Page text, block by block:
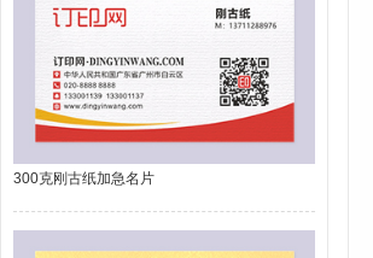
300克刚古纸加急名片